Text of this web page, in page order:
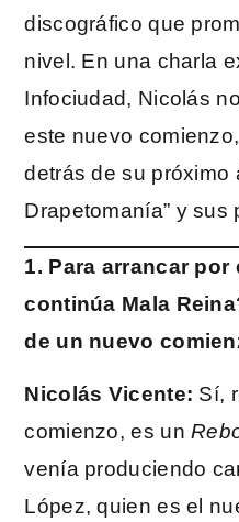
discográfico que
nivel. En una charla
Infociudad, Nicolás
este nuevo
detrás de su próximo
Drapetomanía” y sus
1. Para arrancar
continúa Mala
de un nuevo
Nicolás Vicente: Sí,
comienzo, es un
venía produciendo
López, quien es el